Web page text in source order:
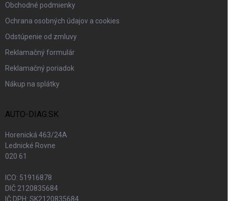
Obchodné podmienky
Ochrana osobných údajov a cookies
Odstúpenie od zmluvy
Reklamačný formulár
Reklamačný poriadok
Nákup na splátky
AUTO-DIAG.SK
Horenická 463/24A
Lednické Rovne
020 61
ICO: 51916878
DIČ 2120835684
IČ DPH: SK2120835684